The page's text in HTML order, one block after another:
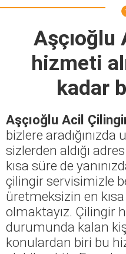
hizmeti
kadar
Aşçıoğlu Acil
bizlere
sizlerden aldığı
kısa süre de
çilingir servisimizle
üretmeksizin en kısa
olmaktayız. Çilingir
durumunda kalan
konulardan biri bu